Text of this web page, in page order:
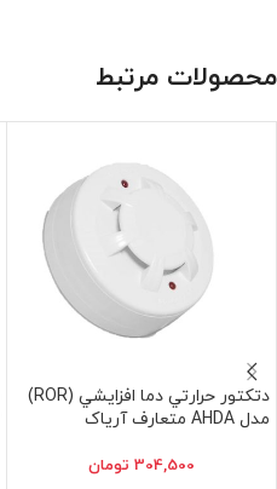
محصولات مرتبط
دتكتور حرارتي دما افزايشي (ROR)
مدل AHDA متعارف آریاک
304,500 تومان